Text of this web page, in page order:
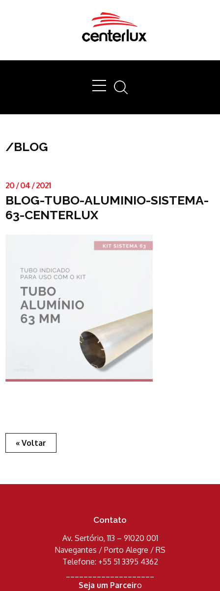
/BLOG
20 /04 /2021
BLOG-TUBO-ALUMINIO-SISTEMA-
63-CENTERLUX
« Voltar
Contato
Av. Sertório, 113 – 91020 001
Navegantes / Porto Alegre / RS
Telefone: +55 51 3395 4362
Seja um Parceiro